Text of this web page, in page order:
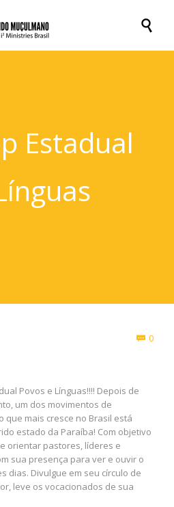

Estadual
 0
Povos e Línguas!!!! Depois de
um dos movimentos de
mais cresce no Brasil está
estado da Paraíba! Com objetivo
orientar pastores, líderes e
sua presença para ver e ouvir o
dias. Divulgue em seu círculo de
leve os vocacionados de sua